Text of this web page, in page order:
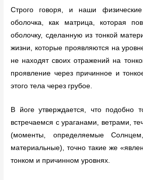
Строго говоря, и наши
оболочка, как матрица, которая
оболочку, сделанную из тонкой
жизни, которые проявляются на
не находят своих отражений на
проявление через причинное и
этого тела через грубое.
В йоге утверждается, что подобно
встречаемся с ураганами, ветрами,
(моменты, определяемые
материальные), точно такие же
тонком и причинном уровнях.